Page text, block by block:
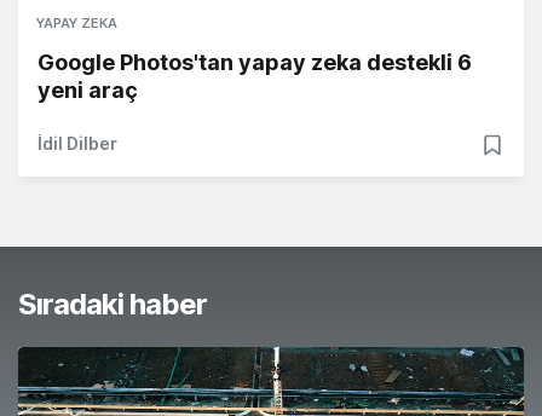
YAPAY ZEKA
Google Photos'tan yapay zeka destekli 6
yeni araç
İdil Dilber
Sıradaki haber